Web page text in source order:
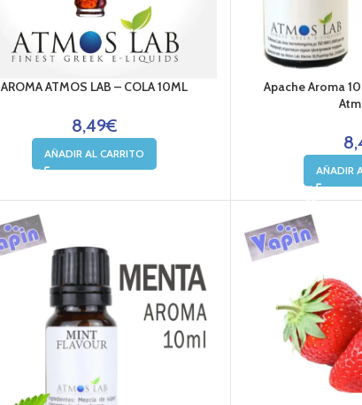
AROMA ATMOS LAB – COLA 10ML
8,49€
AÑADIR AL CARRITO
Apache Aroma
AÑADIR